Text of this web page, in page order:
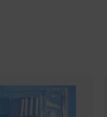
ochranu
pre plnú bezpečnosť a
počas výkonu